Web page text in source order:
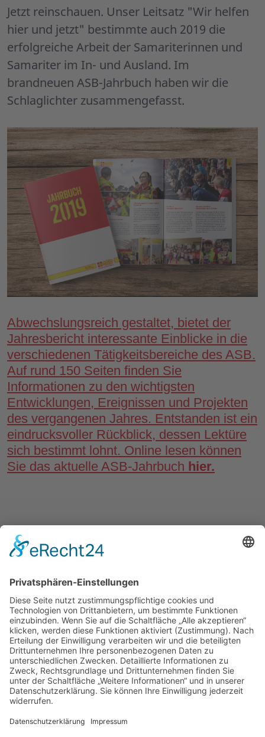
Jetzt reinschauen. Unser Leitsatz "Wir helfen
hier und jetzt" bestimmte auch 2019 die
erfolgreiche Arbeit der Samariterinnen und
Samariter im In- und Ausland. Im
brandneuen ASB-Jahrbuch haben wir die
Schlaglichter zusammengefasst.
Abwechslungsreich gestaltet, bietet der
Jahresbericht interessante Einblicke in die
verschiedenen Tätigkeitsbereiche des ASB.
Auf rund 150 Seiten finden Sie
Informationen zu den wichtigsten
Entwicklungen, Ereignissen und Projekten
des vergangenen Jahres. Entstanden ist ein
eindrucksvoller Rückblick, dessen Lektüre
sich bestimmt lohnt. Online lesen können
Sie das aktuelle ASB-Jahrbuch hier.
© 2026 ASB-Kreisverband Helmstedt
Impressum
Datenschutz